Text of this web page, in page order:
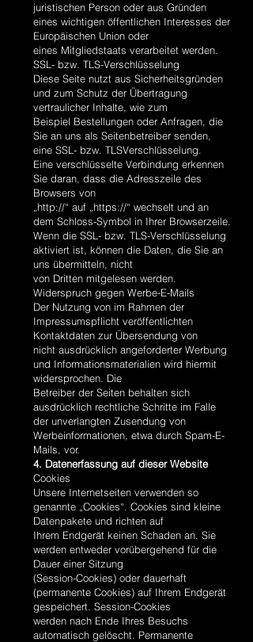
juristischen Person oder aus Gründen
eines wichtigen öffentlichen Interesses der
Europäischen Union oder
eines Mitgliedstaats verarbeitet werden.
SSL- bzw. TLS-Verschlüsselung
Diese Seite nutzt aus Sicherheitsgründen
und zum Schutz der Übertragung
vertraulicher Inhalte, wie zum
Beispiel Bestellungen oder Anfragen, die
Sie an uns als Seitenbetreiber senden,
eine SSL- bzw. TLSVerschlüsselung.
Eine verschlüsselte Verbindung erkennen
Sie daran, dass die Adresszeile des
Browsers von
„http://“ auf „https://“ wechselt und an
dem Schloss-Symbol in Ihrer Browserzeile.
Wenn die SSL- bzw. TLS-Verschlüsselung
aktiviert ist, können die Daten, die Sie an
uns übermitteln, nicht
von Dritten mitgelesen werden.
Widerspruch gegen Werbe-E-Mails
Der Nutzung von im Rahmen der
Impressumspflicht veröffentlichten
Kontaktdaten zur Übersendung von
nicht ausdrücklich angeforderter Werbung
und Informationsmaterialien wird hiermit
widersprochen. Die
Betreiber der Seiten behalten sich
ausdrücklich rechtliche Schritte im Falle
der unverlangten Zusendung von
Werbeinformationen, etwa durch Spam-E-
Mails, vor.
4. Datenerfassung auf dieser Website
Cookies
Unsere Internetseiten verwenden so
genannte „Cookies“. Cookies sind kleine
Datenpakete und richten auf
Ihrem Endgerät keinen Schaden an. Sie
werden entweder vorübergehend für die
Dauer einer Sitzung
(Session-Cookies) oder dauerhaft
(permanente Cookies) auf Ihrem Endgerät
gespeichert. Session-Cookies
werden nach Ende Ihres Besuchs
automatisch gelöscht. Permanente